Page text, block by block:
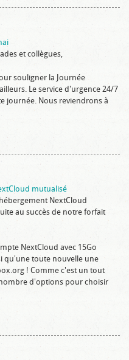
et collègues,
souligner la Journée
Le service d'urgence 24/7
journée. Nous reviendrons à
mutualisé
NextCloud
au succès de notre forfait
NextCloud avec 15Go
qu'une toute nouvelle une
! Comme c'est un tout
d'options pour choisir